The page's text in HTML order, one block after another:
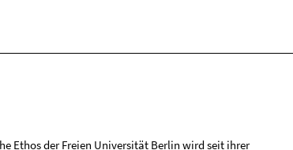
Ethos der Freien Universität Berlin wird seit ihrer